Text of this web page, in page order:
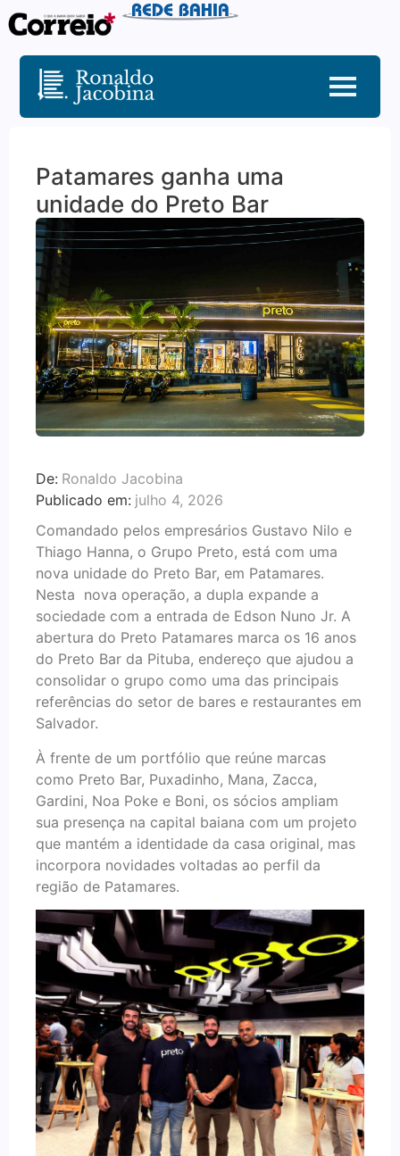
Patamares ganha uma
unidade do Preto Bar
De: Ronaldo Jacobina
Publicado em: julho 4, 2026
Comandado pelos empresários Gustavo Nilo e
Thiago Hanna, o Grupo Preto, está com uma
nova unidade do Preto Bar, em Patamares.
Nesta nova operação, a dupla expande a
sociedade com a entrada de Edson Nuno Jr. A
abertura do Preto Patamares marca os 16 anos
do Preto Bar da Pituba, endereço que ajudou a
consolidar o grupo como uma das principais
referências do setor de bares e restaurantes em
Salvador.
À frente de um portfólio que reúne marcas
como Preto Bar, Puxadinho, Mana, Zacca,
Gardini, Noa Poke e Boni, os sócios ampliam
sua presença na capital baiana com um projeto
que mantém a identidade da casa original, mas
incorpora novidades voltadas ao perfil da
região de Patamares.